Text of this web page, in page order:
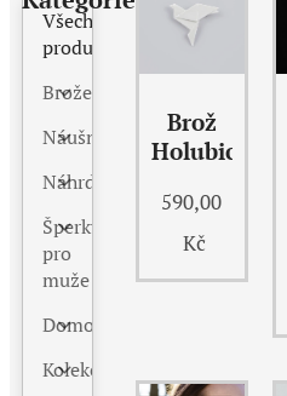
Všechny
produkty
Brože
Náušnice
Náhrdelníky
Šperky
pro
muže
Domov
Kolekce
Brož
Holubice
590,00
Kč